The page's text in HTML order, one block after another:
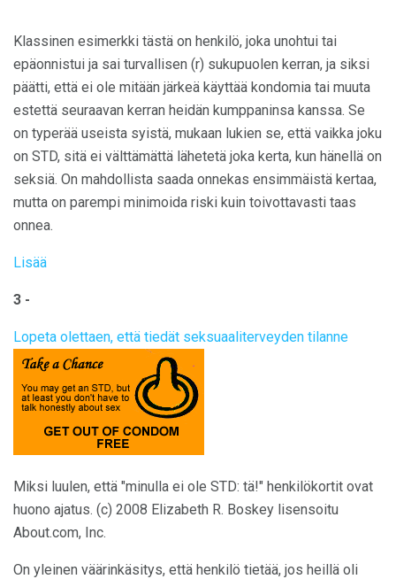
Klassinen esimerkki tästä on henkilö, joka unohtui tai
epäonnistui ja sai turvallisen (r) sukupuolen kerran, ja siksi
päätti, että ei ole mitään järkeä käyttää kondomia tai muuta
estettä seuraavan kerran heidän kumppaninsa kanssa. Se
on typerää useista syistä, mukaan lukien se, että vaikka joku
on STD, sitä ei välttämättä lähetetä joka kerta, kun hänellä on
seksiä. On mahdollista saada onnekas ensimmäistä kertaa,
mutta on parempi minimoida riski kuin toivottavasti taas
onnea.
Lisää
3 -
Lopeta olettaen, että tiedät seksuaaliterveyden tilanne
Miksi luulen, että "minulla ei ole STD: tä!" henkilökortit ovat
huono ajatus. (c) 2008 Elizabeth R. Boskey lisensoitu
About.com, Inc.
On yleinen väärinkäsitys, että henkilö tietää, jos heillä oli